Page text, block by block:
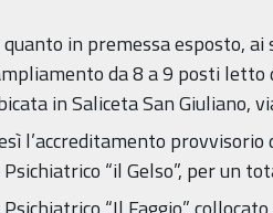
quanto in premessa esposto,
da 8 a 9 posti letto
in Saliceta San Giuliano,
l’accreditamento
“il Gelso”, per un